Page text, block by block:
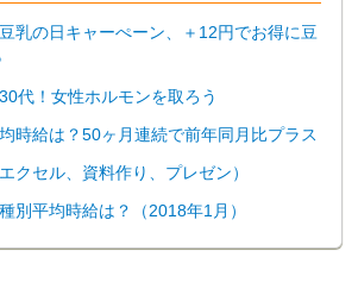
乳の日キャーぺーン、＋12円でお得に豆
代！女性ホルモンを取ろう
時給は？50ヶ月連続で前年同月比プラス
クセル、資料作り、プレゼン）
別平均時給は？（2018年1月）